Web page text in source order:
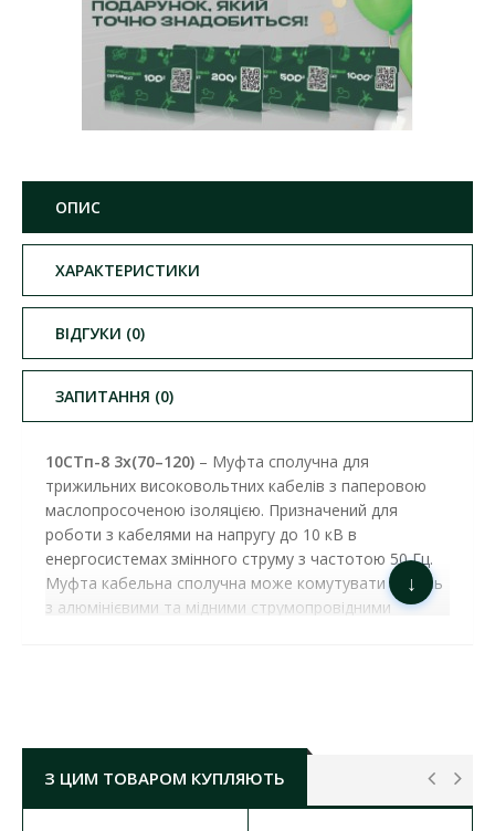
ОПИС
ХАРАКТЕРИСТИКИ
ВІДГУКИ (0)
ЗАПИТАННЯ (0)
10СТп-8 3х(70–120) – Муфта сполучна для
трижильних високовольтних кабелів з паперовою
маслопросоченою ізоляцією. Призначений для
роботи з кабелями на напругу до 10 кВ в
енергосистемах змінного струму з частотою 50 Гц.
Муфта кабельна сполучна може комутувати кабель
з алюмінієвими та мідними струмопровідними
просто в приміщеннях і на вулиці. Встановлення
даної муфти необхідно довірити кваліфікованим
↓
З ЦИМ ТОВАРОМ КУПЛЯЮТЬ